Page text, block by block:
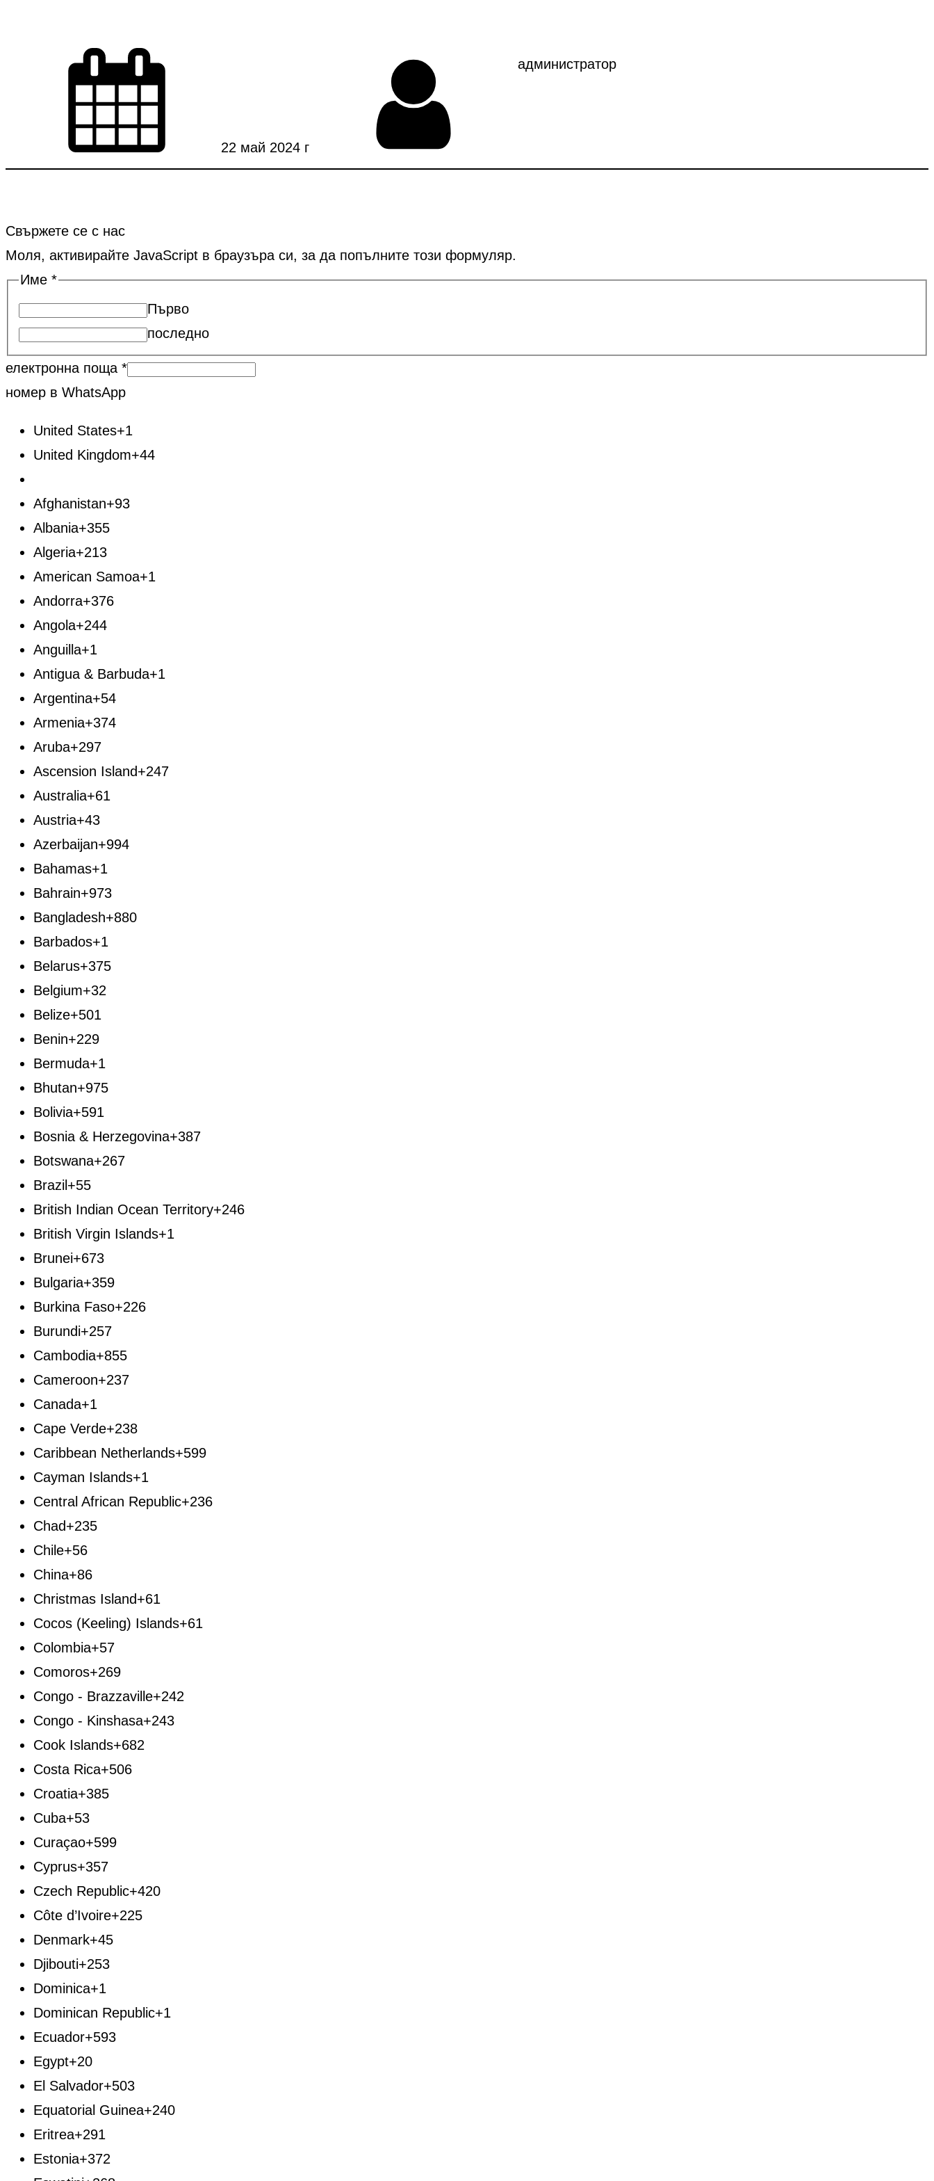
22 май 2024 г
администратор
Свържете се с нас
Моля, активирайте JavaScript в браузъра си, за да попълните този формуляр.
Име *
Първо
последно
електронна поща *
номер в WhatsApp
United States+1
United Kingdom+44
Afghanistan+93
Albania+355
Algeria+213
American Samoa+1
Andorra+376
Angola+244
Anguilla+1
Antigua & Barbuda+1
Argentina+54
Armenia+374
Aruba+297
Ascension Island+247
Australia+61
Austria+43
Azerbaijan+994
Bahamas+1
Bahrain+973
Bangladesh+880
Barbados+1
Belarus+375
Belgium+32
Belize+501
Benin+229
Bermuda+1
Bhutan+975
Bolivia+591
Bosnia & Herzegovina+387
Botswana+267
Brazil +55
British Indian Ocean Territory+246
British Virgin Islands+1
Brunei+673
Bulgaria+359
Burkina Faso+226
Burundi+257
Cambodia+855
Cameroon+237
Canada+1
Cape Verde+238
Caribbean Netherlands+599
Cayman Islands+1
Central African Republic+236
Chad+235
Chile+56
China+86
Christmas Island+61
Cocos (Keeling) Islands+61
Colombia+57
Comoros+269
Congo - Brazzaville+242
Congo - Kinshasa+243
Cook Islands+682
Costa Rica+506
Croatia+385
Cuba+53
Curaçao+599
Cyprus+357
Czech Republic+420
Côte d’Ivoire+225
Denmark+45
Djibouti+253
Dominica+1
Dominican Republic+1
Ecuador+593
Egypt+20
El Salvador+503
Equatorial Guinea+240
Eritrea+291
Estonia+372